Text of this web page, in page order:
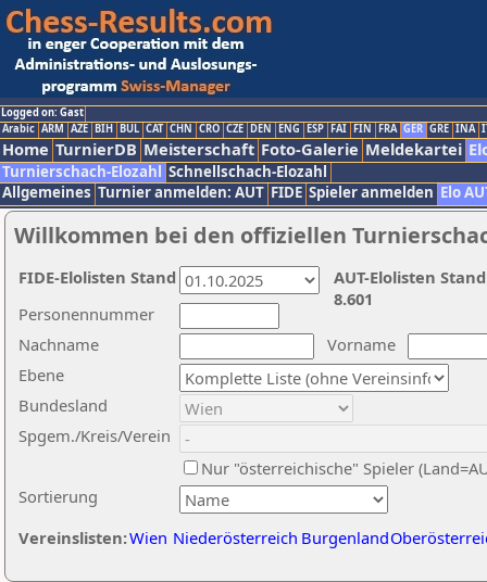
Logged on: Gast
Arabic ARM AZE BIH BUL CAT CHN CRO CZE DEN ENG ESP FAI FIN FRA GER GRE INA
Home TurnierDB Meisterschaft Foto-Galerie Meldekartei
Turnierschach-Elozahl Schnellschach-Elozahl
Allgemeines Turnier anmelden: AUT FIDE Spieler anmelden Elo
Willkommen bei den offiziellen
Nachname
Vorname
Ebene
Sortierung
Personennummer
Bundesland
Spgem./Kreis/Verein
Nur "österreichische" Spieler
Vereinslisten:Wien Niederösterreich Burgenland
AUT-Elolisten
8.601
FIDE-Elolisten Stand